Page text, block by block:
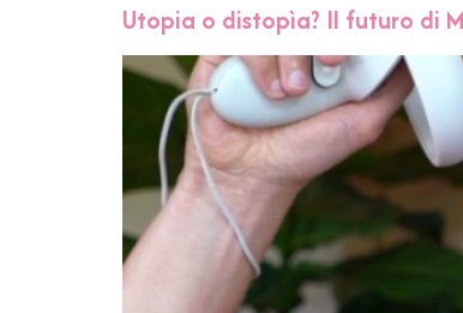
Utopia o distopìa? Il futuro di